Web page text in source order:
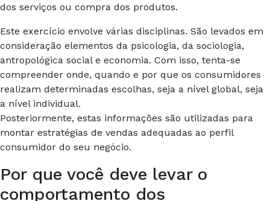
dos serviços ou compra dos produtos.
Este exercício envolve várias disciplinas. São levados em
consideração elementos da psicologia, da sociologia,
antropológica social e economia. Com isso, tenta-se
compreender onde, quando e por que os consumidores
realizam determinadas escolhas, seja a nível global, seja
a nível individual.
Posteriormente, estas informações são utilizadas para
montar estratégias de vendas adequadas ao perfil
consumidor do seu negócio.
Por que você deve levar o
comportamento dos